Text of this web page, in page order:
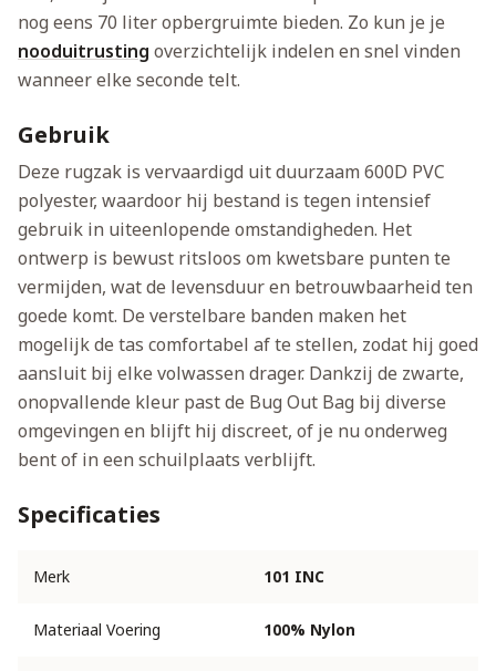
nog eens 70 liter opbergruimte bieden. Zo kun je je
nooduitrusting overzichtelijk indelen en snel vinden
wanneer elke seconde telt.
Gebruik
Deze rugzak is vervaardigd uit duurzaam 600D PVC
polyester, waardoor hij bestand is tegen intensief
gebruik in uiteenlopende omstandigheden. Het
ontwerp is bewust ritsloos om kwetsbare punten te
vermijden, wat de levensduur en betrouwbaarheid ten
goede komt. De verstelbare banden maken het
mogelijk de tas comfortabel af te stellen, zodat hij goed
aansluit bij elke volwassen drager. Dankzij de zwarte,
onopvallende kleur past de Bug Out Bag bij diverse
omgevingen en blijft hij discreet, of je nu onderweg
bent of in een schuilplaats verblijft.
Specificaties
Merk 101 INC
Materiaal Voering 100% Nylon